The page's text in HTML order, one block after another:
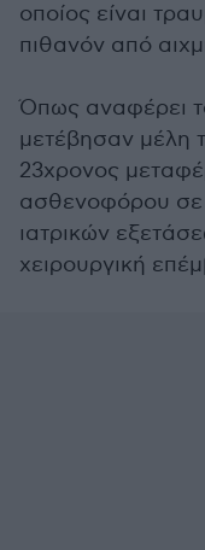
οποίος είναι
πιθανόν από
Όπως αναφέρει
μετέβησαν μέλη
23χρονος
ασθενοφόρου σε
ιατρικών
χειρουργική